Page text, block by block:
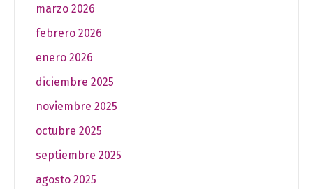
marzo 2026
febrero 2026
enero 2026
diciembre 2025
noviembre 2025
octubre 2025
septiembre 2025
agosto 2025